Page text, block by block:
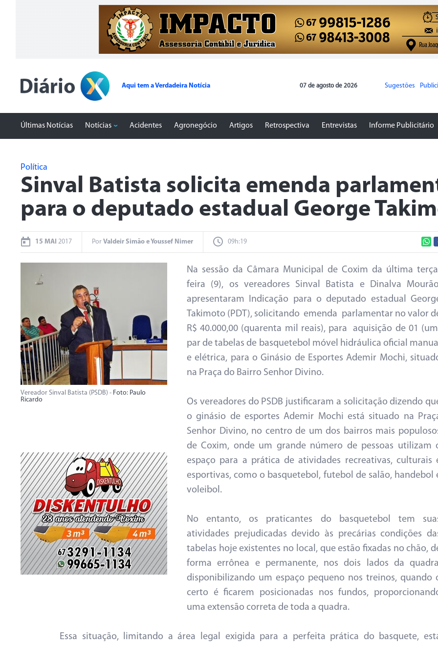
Aqui tem a Verdadeira Notícia 07 de agosto de 2026 Sugestões
Últimas Notícias Notícias Acidentes Agronegócio Artigos Retrospectiva Entrevistas Informe Publicitário
Política
Sinval Batista solicita emenda
para o deputado estadual George
15 MAI 2017 Por Valdeir Simão e Youssef Nimer 09h:19
Vereador Sinval Batista (PSDB) - Foto: Paulo
Ricardo
Na sessão da Câmara Municipal de Coxim da última
feira (9), os vereadores Sinval Batista e Dinalva
apresentaram Indicação para o deputado estadual
Takimoto (PDT), solicitando emenda parlamentar no valor
R$ 40.000,00 (quarenta mil reais), para aquisição de 01
par de tabelas de basquetebol móvel hidráulica oficial
e elétrica, para o Ginásio de Esportes Ademir Mochi,
na Praça do Bairro Senhor Divino.
Os vereadores do PSDB justificaram a solicitação dizendo
o ginásio de esportes Ademir Mochi está situado na
Senhor Divino, no centro de um dos bairros mais
de Coxim, onde um grande número de pessoas utilizam
espaço para a prática de atividades recreativas, culturais
esportivas, como o basquetebol, futebol de salão, handebol
voleibol.
No entanto, os praticantes do basquetebol tem
atividades prejudicadas devido às precárias condições
tabelas hoje existentes no local, que estão fixadas no chão,
forma errônea e permanente, nos dois lados da
disponibilizando um espaço pequeno nos treinos, quando
certo é ficarem posicionadas nos fundos,
uma extensão correta de toda a quadra.
Essa situação, limitando a área legal exigida para a perfeita prática do basquete,